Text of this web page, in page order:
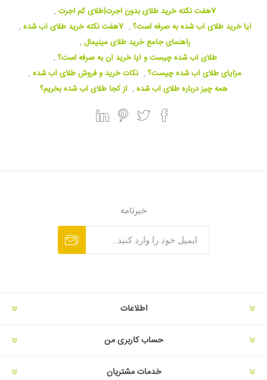
7هفت نکته خرید طلای بدون اجرت|طلای کم اجرت
,
آیا خرید طلای آب شده به صرفه است؟ , 7هفت نکته خرید طلای آب شده
,
راهنمای جامع خرید طلای مینیمال ,
طلای آب شده چیست و آیا خرید آن به صرفه است؟ ,
مزایای طلای آب شده چیست؟ , نکات خرید و فروش طلای آب شده ,
همه چیز درباره طلای آب شده , از کجا طلای آب شده بخریم؟
خبرنامه
اطلاعات
حساب کاربری من
خدمات مشتریان